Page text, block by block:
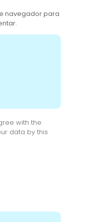
navegador para
with the
data by this